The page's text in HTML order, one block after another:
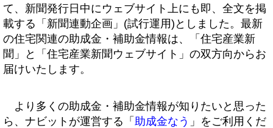
て、新聞発行日中にウェブサイト上にも即、全文を掲
載する「新聞連動企画」(試行運用)としました。最新
の住宅関連の助成金・補助金情報は、「住宅産業新
聞」と「住宅産業新聞ウェブサイト」の双方向からお
届けいたします。
より多くの助成金・補助金情報が知りたいと思った
ら、ナビットが運営する「 助成金なう 」をご利用くだ